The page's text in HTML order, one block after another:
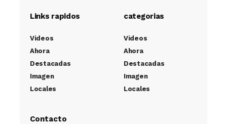
Links rapidos
Videos
Ahora
Destacadas
Imagen
Locales
categorias
Videos
Ahora
Destacadas
Imagen
Locales
Contacto